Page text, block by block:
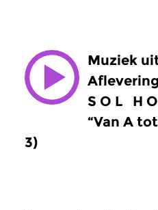
Muziek
S O L H
“Van A
3)